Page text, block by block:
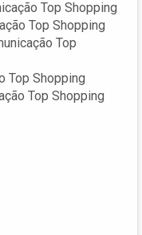
Top Shopping
Top Shopping
Top
Top Shopping
Top Shopping